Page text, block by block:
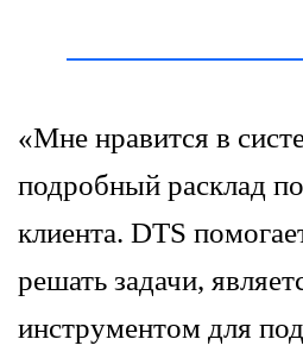
«Мне нравится в
подробный расклад
клиента. DTS
решать задачи,
инструментом для